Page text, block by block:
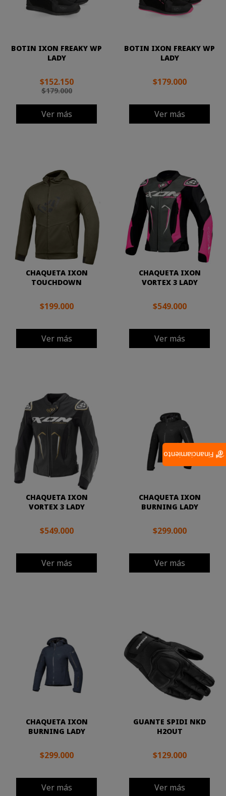
BOTIN IXON FREAKY WP
LADY
$179.000
$152.150
Ver más
BOTIN IXON FREAKY WP
LADY
$179.000
Ver más
CHAQUETA IXON
TOUCHDOWN
$199.000
Ver más
CHAQUETA IXON
VORTEX 3 LADY
$549.000
Ver más
CHAQUETA IXON
VORTEX 3 LADY
$549.000
Ver más
CHAQUETA IXON
BURNING LADY
$299.000
Ver más
CHAQUETA IXON
BURNING LADY
$299.000
Ver más
GUANTE SPIDI NKD
H2OUT
$129.000
Ver más
Financiamiento